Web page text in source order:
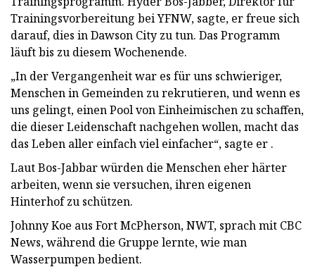
Trainingsvorbereitung bei YFNW, sagte, er freue sich
darauf, dies in Dawson City zu tun. Das Programm
läuft bis zu diesem Wochenende.
„In der Vergangenheit war es für uns schwieriger,
Menschen in Gemeinden zu rekrutieren, und wenn es
uns gelingt, einen Pool von Einheimischen zu schaffen,
die dieser Leidenschaft nachgehen wollen, macht das
das Leben aller einfach viel einfacher“, sagte er .
Laut Bos-Jabbar würden die Menschen eher härter
arbeiten, wenn sie versuchen, ihren eigenen
Hinterhof zu schützen.
Johnny Koe aus Fort McPherson, NWT, sprach mit CBC
News, während die Gruppe lernte, wie man
Wasserpumpen bedient.